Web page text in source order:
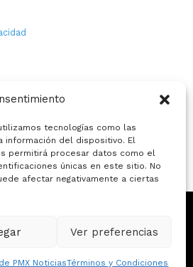
tecnologías como las
información del dispositivo. El
permitirá procesar datos como el
únicas en este sitio. No
afectar negativamente a ciertas
Ver preferencias
PMX NoticiasTérminos y Condiciones